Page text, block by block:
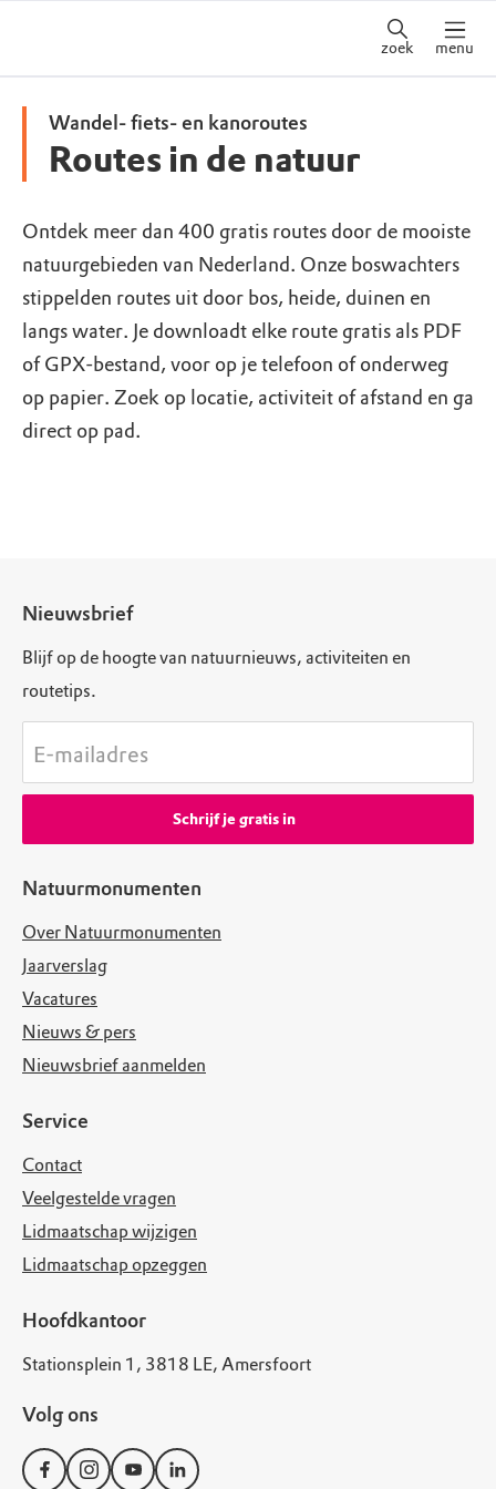
zoek menu
Wandel- fiets- en kanoroutes
Routes in de natuur
Ontdek meer dan 400 gratis routes door de mooiste
natuurgebieden van Nederland. Onze boswachters
stippelden routes uit door bos, heide, duinen en
langs water. Je downloadt elke route gratis als PDF
of GPX-bestand, voor op je telefoon of onderweg
op papier. Zoek op locatie, activiteit of afstand en ga
direct op pad.
Natuurmonumenten
Over Natuurmonumenten
Jaarverslag
Vacatures
Nieuws & pers
Nieuwsbrief aanmelden
Service
Contact
Veelgestelde vragen
Lidmaatschap wijzigen
Lidmaatschap opzeggen
Hoofdkantoor
Stationsplein 1, 3818 LE, Amersfoort
Volg ons
Nieuwsbrief
Blijf op de hoogte van natuurnieuws, activiteiten en
routetips.
E-mailadres
Schrijf je gratis in